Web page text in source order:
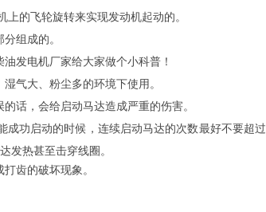
上的飞轮旋转来实现发动机起动的。
分组成的。
发电机厂家给大家做个小科普！
气大、粉尘多的环境下使用。
话，会给启动马达造成严重的伤害。
成功启动的时候，连续启动马达的次数最好不要超过
发热甚至击穿线圈。
齿的破坏现象。